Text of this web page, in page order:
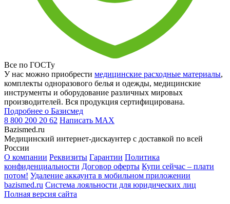
Все по ГОСТу
У нас можно приобрести медицинские расходные материалы,
комплекты одноразового белья и одежды, медицинские
инструменты и оборудование различных мировых
производителей. Вся продукция сертифицирована.
Подробнее о Базисмед
8 800 200 20 62 Написать MAX
Bazismed.ru
Медицинский интернет-дискаунтер с доставкой по всей
России
О компании Реквизиты Гарантии Политика
конфиденциальности Договор оферты Купи сейчас – плати
потом! Удаление аккаунта в мобильном приложении
bazismed.ru Система лояльности для юридических лиц
Полная версия сайта